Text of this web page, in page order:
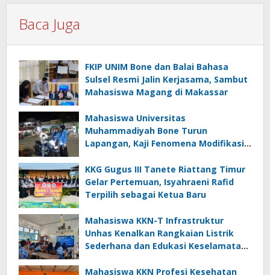
Baca Juga
FKIP UNIM Bone dan Balai Bahasa
Sulsel Resmi Jalin Kerjasama, Sambut
Mahasiswa Magang di Makassar
Mahasiswa Universitas
Muhammadiyah Bone Turun
Lapangan, Kaji Fenomena Modifikasi
FOTOFOBIA
KKG Gugus III Tanete Riattang Timur
Gelar Pertemuan, Isyahraeni Rafid
Terpilih sebagai Ketua Baru
Mahasiswa KKN-T Infrastruktur
Unhas Kenalkan Rangkaian Listrik
Sederhana dan Edukasi Keselamatan
Langkeang
Mahasiswa KKN Profesi Kesehatan